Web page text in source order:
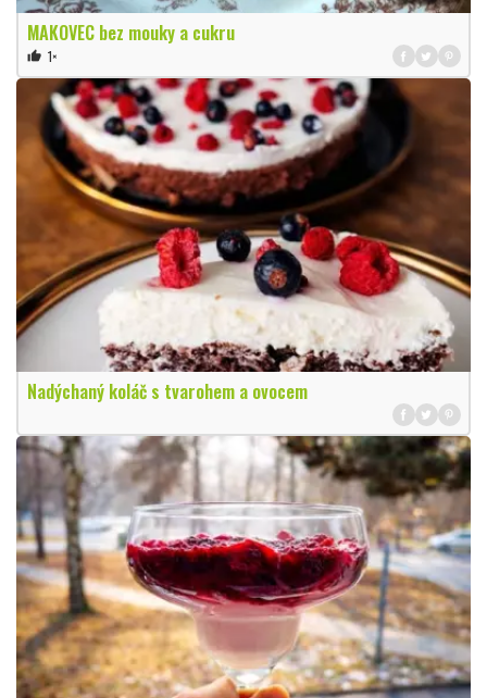
MAKOVEC bez mouky a cukru
thumb_up 1×
Nadýchaný koláč s tvarohem a ovocem